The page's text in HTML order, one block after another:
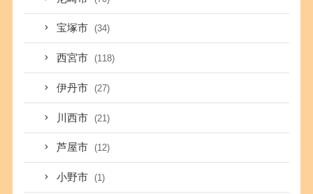
宝塚市 (34)
西宮市 (118)
伊丹市 (27)
川西市 (21)
芦屋市 (12)
小野市 (1)